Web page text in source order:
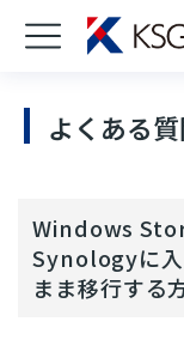
よくある
Windows
Synologyに入
まま移行する